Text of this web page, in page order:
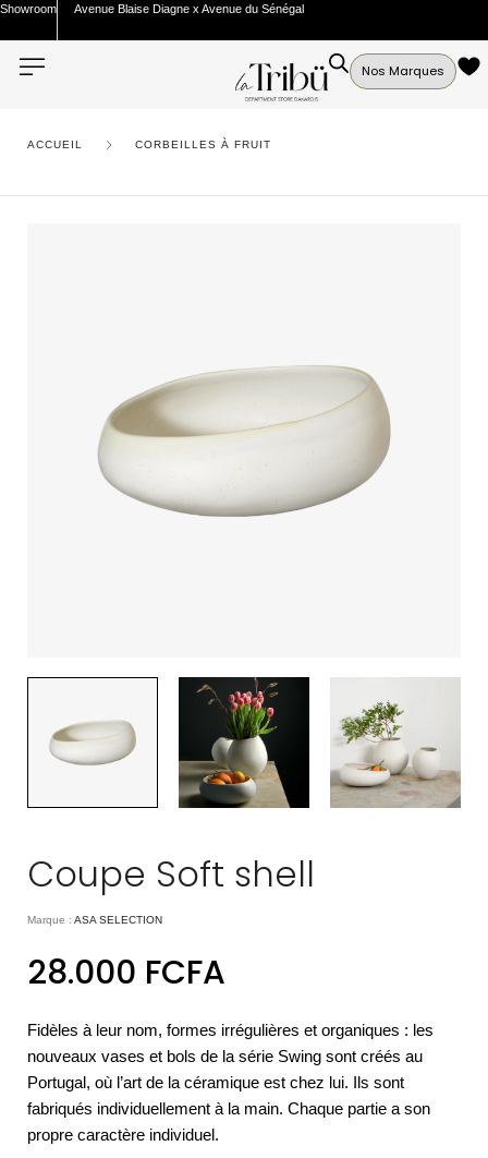
Showroom Avenue Blaise Diagne x Avenue du Sénégal
Nos Marques
ACCUEIL CORBEILLES À FRUIT
Coupe Soft shell
Marque : ASA SELECTION
28.000 FCFA
Fidèles à leur nom, formes irrégulières et organiques : les
nouveaux vases et bols de la série Swing sont créés au
Portugal, où l’art de la céramique est chez lui. Ils sont
fabriqués individuellement à la main. Chaque partie a son
propre caractère individuel.